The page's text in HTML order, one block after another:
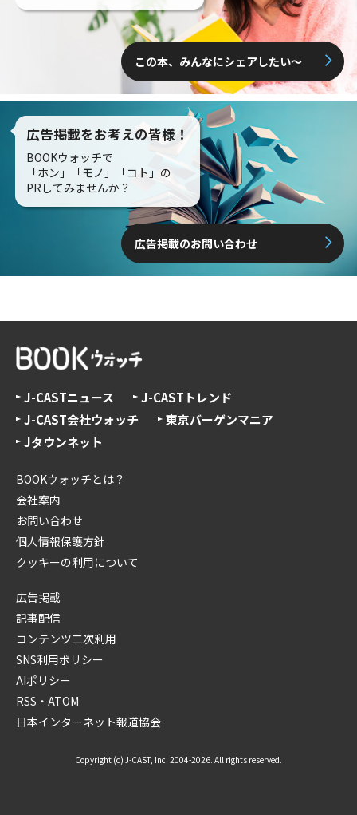
この本、みんなにシェアしたい〜
広告掲載をお考えの皆様！
BOOKウォッチで
「ホン」「モノ」「コト」の
PRしてみませんか？
広告掲載のお問い合わせ
J-CASTニュース
J-CASTトレンド
J-CAST会社ウォッチ
東京バーゲンマニア
Jタウンネット
BOOKウォッチとは？
会社案内
お問い合わせ
個人情報保護方針
クッキーの利用について
広告掲載
記事配信
コンテンツ二次利用
SNS利用ポリシー
AIポリシー
RSS・ATOM
日本インターネット報道協会
Copyright (c) J-CAST, Inc. 2004-2026. All rights reserved.